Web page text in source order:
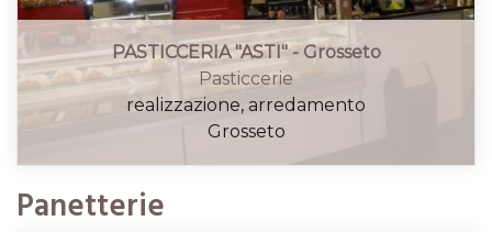
PASTICCERIA "ASTI" - Grosseto
Pasticcerie
realizzazione, arredamento
Grosseto
Panetterie